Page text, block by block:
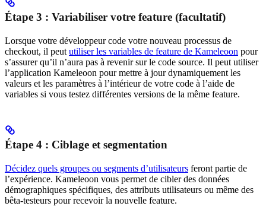
Étape 3 : Variabiliser votre feature (facultatif)
Lorsque votre développeur code votre nouveau processus de
checkout, il peut utiliser les variables de feature de Kameleoon pour
s’assurer qu’il n’aura pas à revenir sur le code source. Il peut utiliser
l’application Kameleoon pour mettre à jour dynamiquement les
valeurs et les paramètres à l’intérieur de votre code à l’aide de
variables si vous testez différentes versions de la même feature.
Étape 4 : Ciblage et segmentation
Décidez quels groupes ou segments d’utilisateurs feront partie de
l’expérience. Kameleoon vous permet de cibler des données
démographiques spécifiques, des attributs utilisateurs ou même des
bêta-testeurs pour recevoir la nouvelle feature.